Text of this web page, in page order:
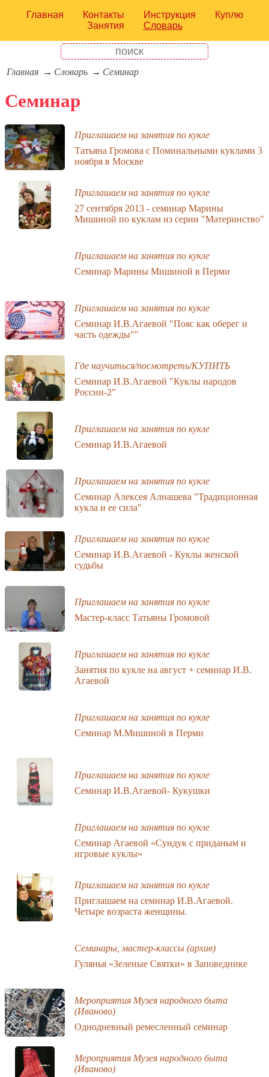
Главная Контакты Инструкция
Куплю
Занятия
Словарь
Главная Словарь Семинар
Семинар
Приглашаем на занятия по кукле
Татьяна Громова с Поминальными куклами 3
ноября в Москве
Приглашаем на занятия по кукле
27 сентября 2013 - семинар Марины
Мишиной по куклам из серии "Материнство"
Приглашаем на занятия по кукле
Семинар Марины Мишиной в Перми
Приглашаем на занятия по кукле
Семинар И.В.Агаевой "Пояс как оберег и
часть одежды""
Где научиться/посмотреть/КУПИТЬ
Семинар И.В.Агаевой "Куклы народов
России-2"
Приглашаем на занятия по кукле
Семинар И.В.Агаевой
Приглашаем на занятия по кукле
Семинар Алексея Алнашева "Традиционная
кукла и ее сила"
Приглашаем на занятия по кукле
Семинар И.В.Агаевой - Куклы женской
судьбы
Приглашаем на занятия по кукле
Мастер-класс Татьяны Громовой
Приглашаем на занятия по кукле
Занятия по кукле на август + семинар И.В.
Агаевой
Приглашаем на занятия по кукле
Семинар М.Мишиной в Перми
Приглашаем на занятия по кукле
Семинар И.В.Агаевой- Кукушки
Приглашаем на занятия по кукле
Семинар Агаевой «Сундук с приданым и
игровые куклы»
Приглашаем на занятия по кукле
Приглашаем на семинар И.В.Агаевой.
Четыре возраста женщины.
Семинары, мастер-классы (архив)
Гулянья «Зеленые Святки» в Заповеднике
Мероприятия Музея народного быта
(Иваново)
Однодневный ремесленный семинар
Мероприятия Музея народного быта
(Иваново)